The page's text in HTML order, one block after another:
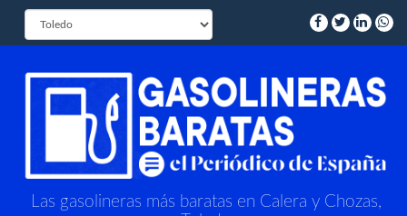
Las gasolineras más baratas en Calera y Chozas,